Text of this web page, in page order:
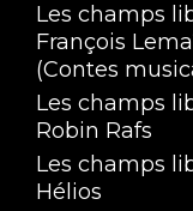
Les champs
François
(Contes
Les champs
Robin Rafs
Les champs
Hélios